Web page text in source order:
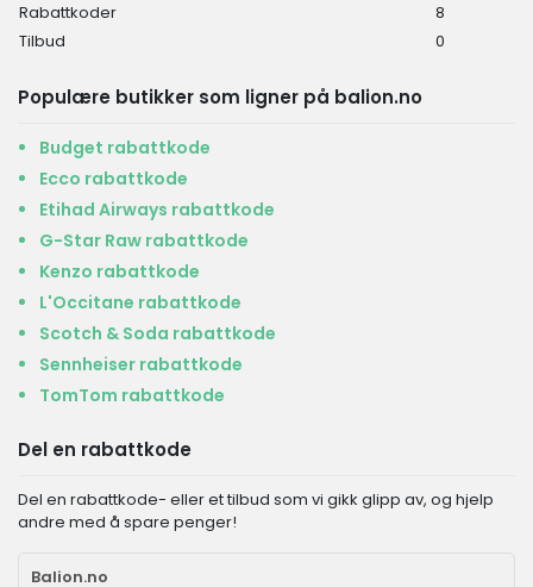
Rabattkoder
8
Tilbud
0
Populære butikker som ligner på balion.no
Budget rabattkode
Ecco rabattkode
Etihad Airways rabattkode
G-Star Raw rabattkode
Kenzo rabattkode
L'Occitane rabattkode
Scotch & Soda rabattkode
Sennheiser rabattkode
TomTom rabattkode
Del en rabattkode
Del en rabattkode- eller et tilbud som vi gikk glipp av, og hjelp
andre med å spare penger!